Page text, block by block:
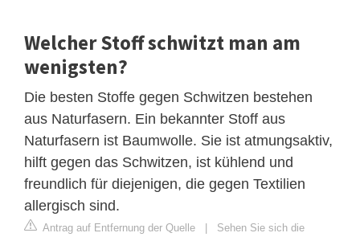
Welcher Stoff schwitzt man am
wenigsten?
Die besten Stoffe gegen Schwitzen bestehen
aus Naturfasern. Ein bekannter Stoff aus
Naturfasern ist Baumwolle. Sie ist atmungsaktiv,
hilft gegen das Schwitzen, ist kühlend und
freundlich für diejenigen, die gegen Textilien
allergisch sind.
Antrag auf Entfernung der Quelle | Sehen Sie sich die